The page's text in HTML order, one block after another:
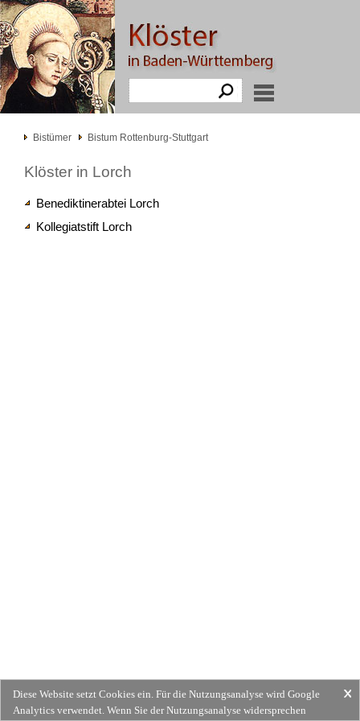
Bistümer Bistum Rottenburg-Stuttgart
Klöster in Lorch
Benediktinerabtei Lorch
Kollegiatstift Lorch
Diese Website setzt Cookies ein. Für die Nutzungsanalyse wird Google
Analytics verwendet. Wenn Sie der Nutzungsanalyse widersprechen